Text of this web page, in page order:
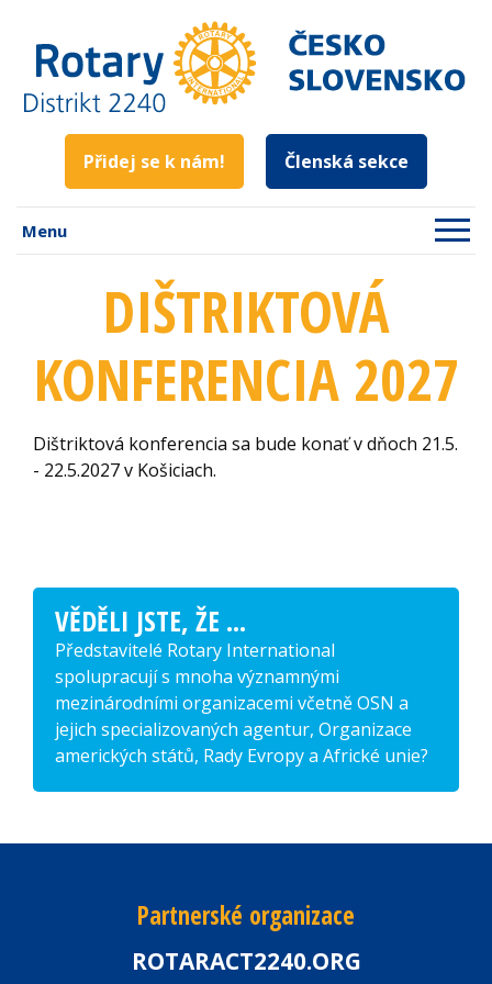
Přidej se k nám! Členská sekce
Menu
DIŠTRIKTOVÁ
KONFERENCIA 2027
Dištriktová konferencia sa bude konať v dňoch 21.5.
- 22.5.2027 v Košiciach.
VĚDĚLI JSTE, ŽE ...
Představitelé Rotary International
spolupracují s mnoha významnými
mezinárodními organizacemi včetně OSN a
jejich specializovaných agentur, Organizace
amerických států, Rady Evropy a Africké unie?
Partnerské organizace
ROTARACT2240.ORG